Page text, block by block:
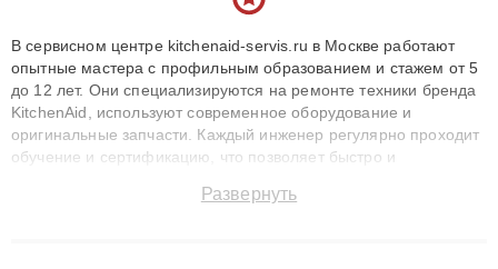
В сервисном центре kitchenaid-servis.ru в Москве работают
опытные мастера с профильным образованием и стажем от 5
до 12 лет. Они специализируются на ремонте техники бренда
KitchenAid, используют современное оборудование и
оригинальные запчасти. Каждый инженер регулярно проходит
обучение и сертификацию, что позволяет быстро и
сохранением гарантии до 3 лет. Наши мастера решают
Развернуть